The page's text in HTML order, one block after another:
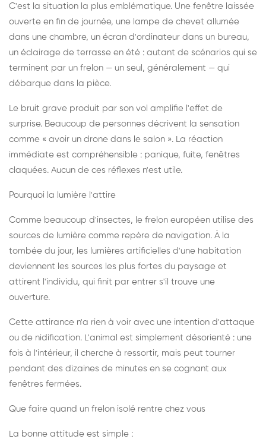
C'est la situation la plus emblématique. Une fenêtre laissée
ouverte en fin de journée, une lampe de chevet allumée
dans une chambre, un écran d'ordinateur dans un bureau,
un éclairage de terrasse en été : autant de scénarios qui se
terminent par un frelon — un seul, généralement — qui
débarque dans la pièce.
Le bruit grave produit par son vol amplifie l'effet de
surprise. Beaucoup de personnes décrivent la sensation
comme « avoir un drone dans le salon ». La réaction
immédiate est compréhensible : panique, fuite, fenêtres
claquées. Aucun de ces réflexes n'est utile.
Pourquoi la lumière l'attire
Comme beaucoup d'insectes, le frelon européen utilise des
sources de lumière comme repère de navigation. À la
tombée du jour, les lumières artificielles d'une habitation
deviennent les sources les plus fortes du paysage et
attirent l'individu, qui finit par entrer s'il trouve une
ouverture.
Cette attirance n'a rien à voir avec une intention d'attaque
ou de nidification. L'animal est simplement désorienté : une
fois à l'intérieur, il cherche à ressortir, mais peut tourner
pendant des dizaines de minutes en se cognant aux
fenêtres fermées.
Que faire quand un frelon isolé rentre chez vous
La bonne attitude est simple :